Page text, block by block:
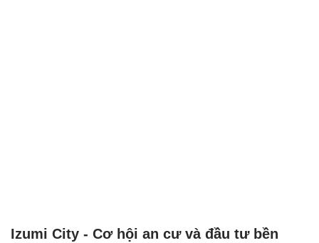
Izumi City - Cơ hội an cư và đầu tư bền